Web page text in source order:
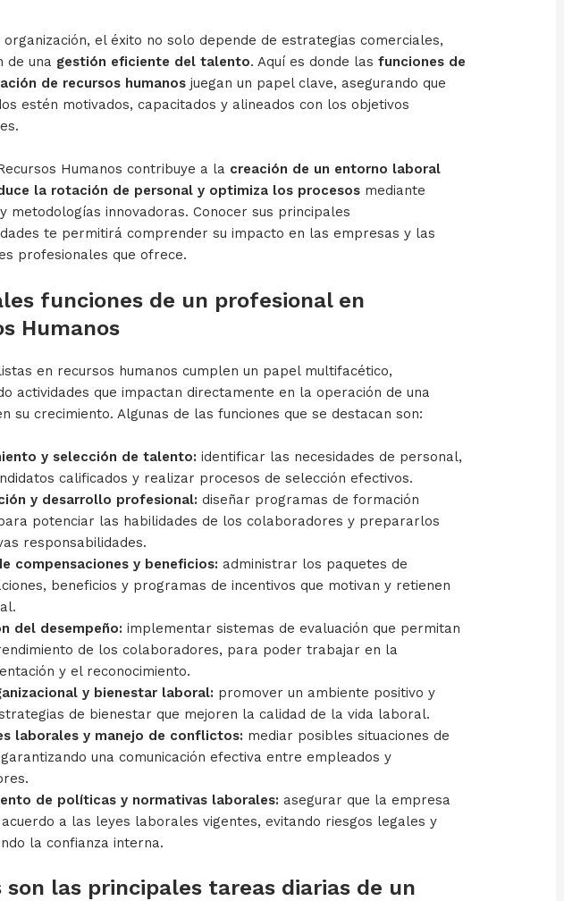
organización, el éxito no solo depende de estrategias comerciales,
de una gestión eficiente del talento. Aquí es donde lasfunciones de
de recursos humanos juegan un papel clave, asegurando que
estén motivados, capacitados y alineados con los objetivos
Humanos contribuye a la creación de un entorno laboral
la rotación de personal y optimiza los procesos mediante
metodologías innovadoras. Conocer sus principales
te permitirá comprender su impacto en las empresas y las
profesionales que ofrece.
funciones de un profesional en
Humanos
en recursos humanos cumplen un papel multifacético,
actividades que impactan directamente en la operación de una
su crecimiento. Algunas de las funciones que se destacan son:
y selección de talento: identificar las necesidades de personal,
calificados y realizar procesos de selección efectivos.
y desarrollo profesional: diseñar programas de formación
potenciar las habilidades de los colaboradores y prepararlos
responsabilidades.
compensaciones y beneficios: administrar los paquetes de
beneficios y programas de incentivos que motivan y retienen
del desempeño: implementar sistemas de evaluación que permitan
de los colaboradores, para poder trabajar en la
y el reconocimiento.
y bienestar laboral: promover un ambiente positivo y
de bienestar que mejoren la calidad de la vida laboral.
laborales y manejo de conflictos: mediar posibles situaciones de
una comunicación efectiva entre empleados y
de políticas y normativas laborales: asegurar que la empresa
a las leyes laborales vigentes, evitando riesgos legales y
la confianza interna.
son las principales tareas diarias de un